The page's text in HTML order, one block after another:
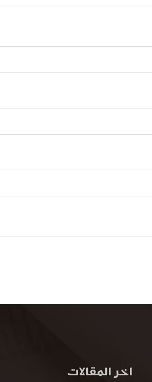
اخر المقالات